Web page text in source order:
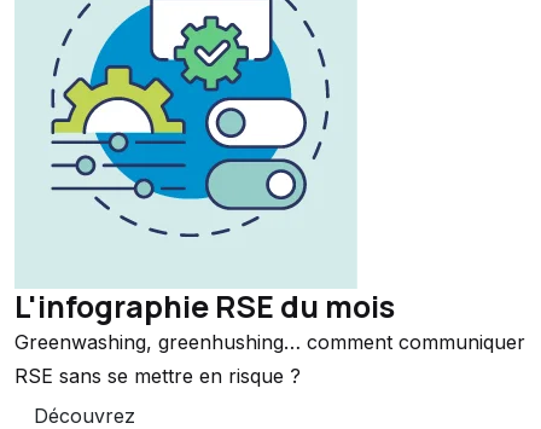
L'infographie RSE du mois
Greenwashing, greenhushing… comment communiquer
RSE sans se mettre en risque ?
Découvrez